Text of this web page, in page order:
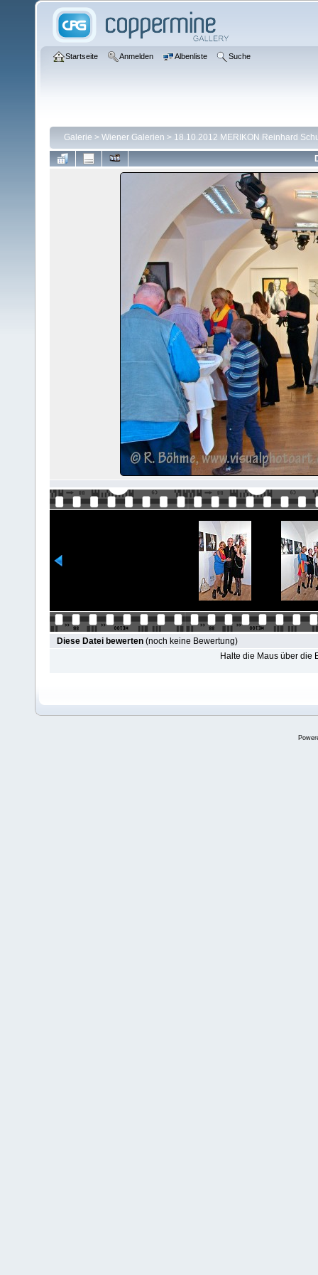
Startseite Anmelden Albenliste Suche
Galerie > Wiener Galerien > 18.10.2012 MERIKON Reinhard
Diese Datei bewerten (noch keine Bewertung)
Halte die Maus über die